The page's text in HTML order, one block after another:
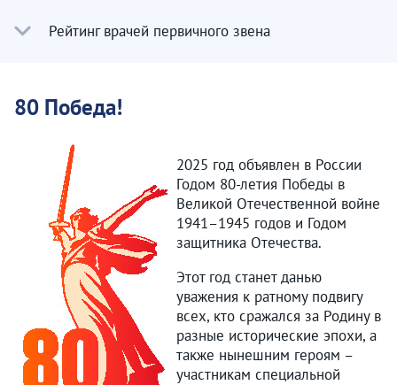
Рейтинг врачей первичного звена
80 Победа!
2025 год объявлен в России
Годом 80-летия Победы в
Великой Отечественной войне
1941–1945 годов и Годом
защитника Отечества.
Этот год станет данью
уважения к ратному подвигу
всех, кто сражался за Родину в
разные исторические эпохи, а
также нынешним героям –
участникам специальной